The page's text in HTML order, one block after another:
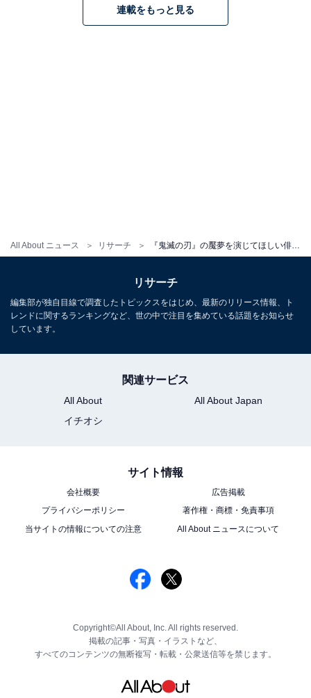
All About ニュース リサーチ 『鬼滅の刃』の魘夢を演じてほしい俳優ランキング！ 2位「志尊淳」を抑えた1位は？【2025年調査】
連載をもっと見る
リサーチ
編集部が独自目線で調査したトピックスをはじめ、最新のリリース情報、ト
レンドに関するランキングなど、世の中で注目を集めている話題をお知らせ
しています。
関連サービス
All About
All About Japan
イチオシ
サイト情報
会社概要
広告掲載
プライバシーポリシー
著作権・商標・免責事項
当サイトの情報についての注意
All About ニュースについて
Copyright©All About, Inc. All rights reserved.
掲載の記事・写真・イラストなど、
すべてのコンテンツの無断複写・転載・公衆送信等を禁じます。